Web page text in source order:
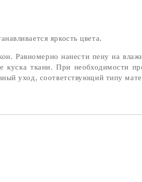
яркость цвета.
Равномерно нанести пену на
ткани. При необходимости
уход, соответствующий типу